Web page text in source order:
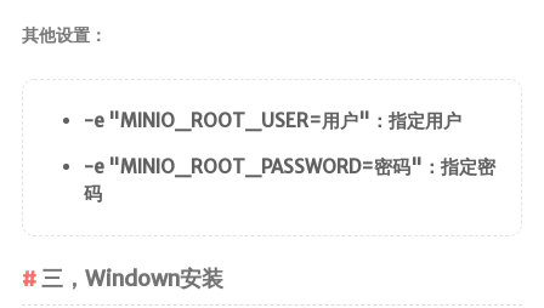
其他设置：
-e "MINIO_ROOT_USER=用户"：指定用户
-e "MINIO_ROOT_PASSWORD=密码"：指定密
码
三，Windown安装